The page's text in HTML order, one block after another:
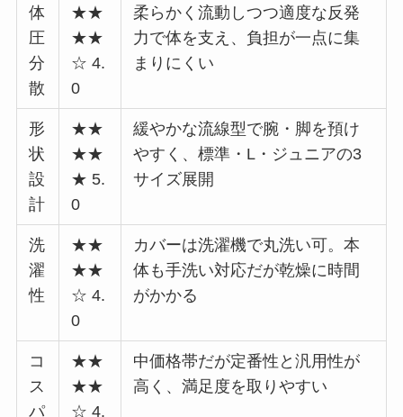
体
圧
分
散
★★
★★
☆ 4.
0
柔らかく流動しつつ適度な反発
力で体を支え、負担が一点に集
まりにくい
形
状
設
計
★★
★★
★ 5.
0
緩やかな流線型で腕・脚を預け
やすく、標準・L・ジュニアの3
サイズ展開
洗
濯
性
★★
★★
☆ 4.
0
カバーは洗濯機で丸洗い可。本
体も手洗い対応だが乾燥に時間
がかかる
コ
ス
パ
★★
★★
☆ 4.
中価格帯だが定番性と汎用性が
高く、満足度を取りやすい